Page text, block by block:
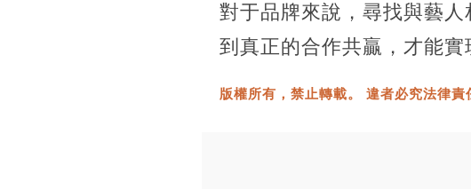
對于品牌來說，尋找與藝
到真正的合作共贏，才能實
版權所有，禁止轉載。 違者必究法律責